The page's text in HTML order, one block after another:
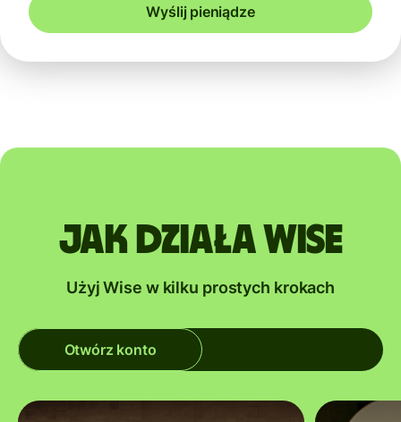
Wyślij pieniądze
Jak działa Wise
Użyj Wise w kilku prostych krokach
Otwórz konto